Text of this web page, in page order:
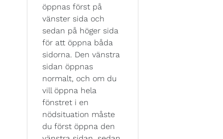
öppnas först på
vänster sida och
sedan på höger sida
för att öppna båda
sidorna. Den vänstra
sidan öppnas
normalt, och om du
vill öppna hela
fönstret i en
nödsituation måste
du först öppna den